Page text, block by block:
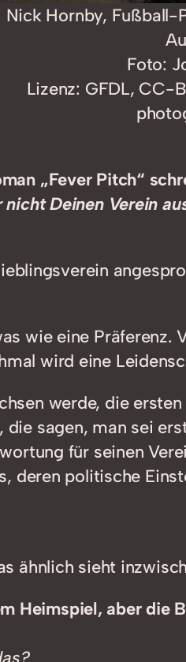
Nick Hornby, Fußball-
Foto:
Lizenz: GFDL, CC-
„Fever Pitch“
nicht Deinen Verein
wie eine
wird eine
werde, die
sagen, man sei
für seinen
deren politische
ähnlich sieht
Heimspiel, aber die